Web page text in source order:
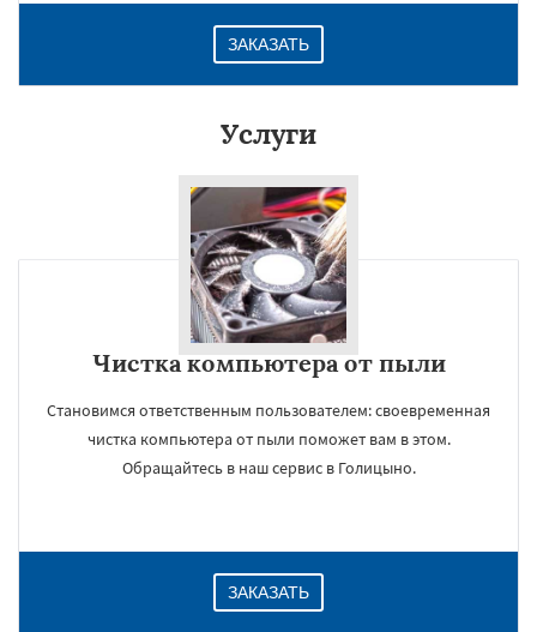
ЗАКАЗАТЬ
Услуги
Чистка компьютера от пыли
Становимся ответственным пользователем: своевременная
чистка компьютера от пыли поможет вам в этом.
Обращайтесь в наш сервис в Голицыно.
ЗАКАЗАТЬ
Даю согласие на обработку персональных данных